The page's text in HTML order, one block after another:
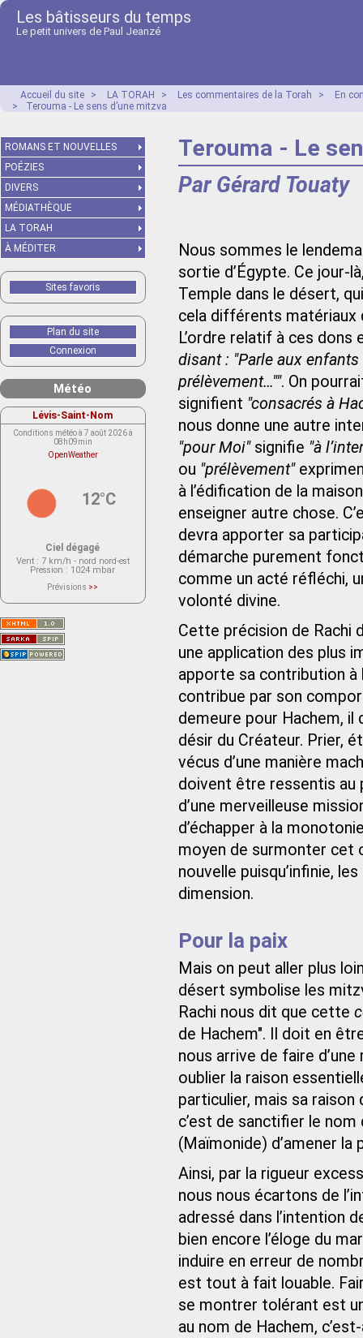
Les bâtisseurs du temps
Le petit univers de Paul Jeanzé
Accueil du site > LA TORAH > Les commentaires de la Torah >
En
>
Terouma - Le sens d’une mitzva
Terouma - Le
Par Gérard Touaty
Nous sommes le
sortie d’Égypte. Ce jour-
Temple dans le désert,
cela différents matériaux
L’ordre relatif à ces
disant : "Parle aux enfants
prélèvement…"". On
signifient "consacrés à
nous donne une autre
"pour Moi"signifie "à
ou "prélèvement"
à l’édification de la
enseigner autre chose.
devra apporter sa
démarche purement
comme un acté réfléchi,
volonté divine.
Cette précision de Rachi
une application des plus
apporte sa contribution à
contribue par son
demeure pour Hachem,
désir du Créateur. Prier,
vécus d’une manière
doivent être ressentis au
d’une merveilleuse
d’échapper à la
moyen de surmonter cet
nouvelle puisqu’infinie,
dimension.
Pour la paix
Mais on peut aller plus
désert symbolise les
Rachi nous dit que cette
de Hachem". Il doit en
nous arrive de faire
oublier la raison
particulier, mais sa
c’est de sanctifier le
(Maïmonide) d’amener la
Ainsi, par la rigueur
nous nous écartons de
adressé dans l’intention
bien encore l’éloge du
induire en erreur de
est tout à fait louable.
se montrer tolérant est
au nom de Hachem,
ROMANS ET NOUVELLES
POÉZIES
DIVERS
MÉDIATHÈQUE
LA TORAH
À MÉDITER
Sites favoris
Plan du site
Connexion
Météo
Lévis-Saint-Nom
Conditions météo à 7 août 2026 à
08h09min
OpenWeather
12°C
Ciel dégagé
Vent : 7 km/h - nord nord-est
Pression : 1024 mbar
Prévisions >>
actuellement aucune prévision
Saint-Nom.
Veuillez consulter le message du
service ci-dessous.
(401 - Invalid API key. Please see
https://openweathermap.org/faq#error401